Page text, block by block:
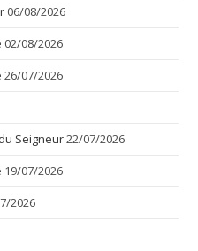
06/08/2026
02/08/2026
26/07/2026
Seigneur22/07/2026
19/07/2026
2026